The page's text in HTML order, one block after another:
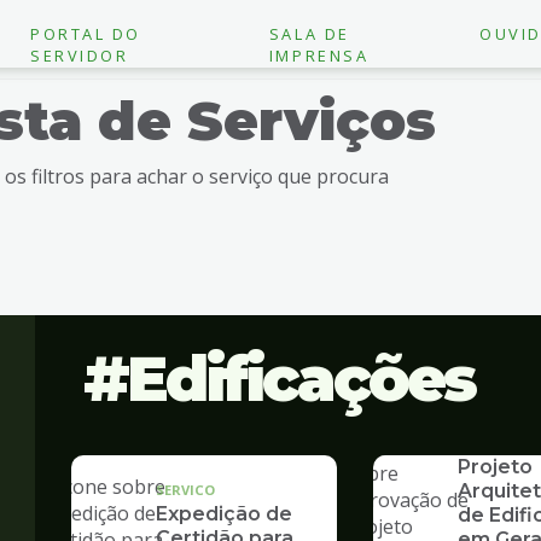
PORTAL DO
SERVIDOR
SALA DE
IMPRENSA
de Serviços
os filtros para achar o serviço que procura
Edificações
SERVICO
Expedição de
Projeto
de